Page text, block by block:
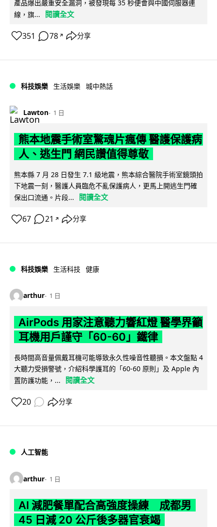
產品爆出嚴重安全漏洞，被發現每 35 秒便會與中國伺服器連
線，旗...
閱讀全文
351 78 ↗ 分享
科技娛樂 生活娛樂 城中熱話
Lawton 1 日
熊本地震手術室驚魂片瘋傳 醫護保護病
人、逃生門 網民讚值得尊敬
熊本縣 7 月 28 日發生 7.1 級地震，熊本綜合醫院手術室鏡頭拍
下地震一刻，醫護人員臨危不亂保護病人，更馬上開逃生門確
保出口流通。片段...
閱讀全文
67 21 ↗ 分享
科技娛樂 生活科技 健康
arthur 1 日
AirPods 用家注意聽力響紅燈 醫學界籲
耳機用戶謹守「60-60」鐵律
長時間高音量佩戴耳機可能導致永久性噪音性聽損。本文盤點 4
大聽力受損警號，介紹科學護耳的「60-60 原則」及 Apple 內
置防護功能，...
閱讀全文
20 分享
人工智能
arthur 1 日
AI 減肥餐單配合高強度操練 成都男
45 日減 20 公斤後多器官衰竭